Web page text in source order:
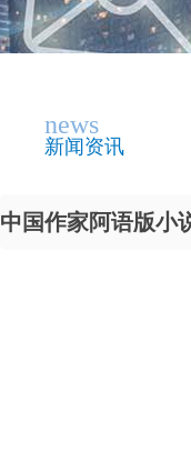
news
新闻资讯
中国作家阿语版小